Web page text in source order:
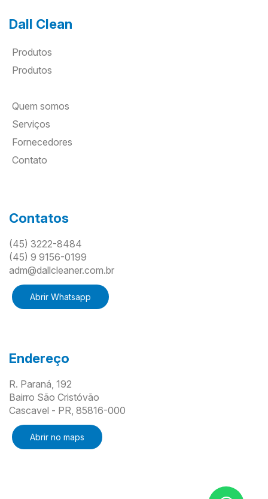
Dall Clean
Produtos
Produtos
Quem somos
Serviços
Fornecedores
Contato
Contatos
(45) 3222-8484
(45) 9 9156-0199
adm@dallcleaner.com.br
Abrir Whatsapp
Endereço
R. Paraná, 192
Bairro São Cristóvão
Cascavel - PR, 85816-000
Abrir no maps